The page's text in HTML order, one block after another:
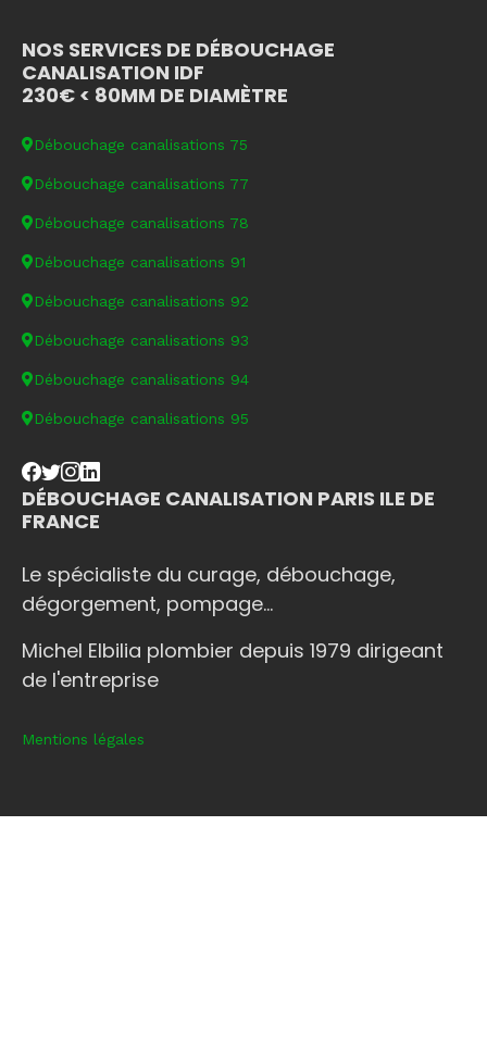
NOS SERVICES DE DÉBOUCHAGE
CANALISATION IDF
230€ < 80MM DE DIAMÈTRE
Débouchage canalisations 75
Débouchage canalisations 77
Débouchage canalisations 78
Débouchage canalisations 91
Débouchage canalisations 92
Débouchage canalisations 93
Débouchage canalisations 94
Débouchage canalisations 95
DÉBOUCHAGE CANALISATION PARIS ILE DE
FRANCE
Le spécialiste du curage, débouchage,
dégorgement, pompage...
Michel Elbilia plombier depuis 1979 dirigeant
de l'entreprise
Mentions légales